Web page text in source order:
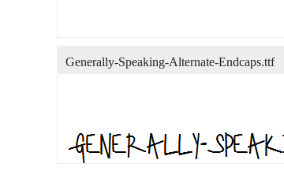
Generally-Speaking-Alternate-Endcaps.ttf